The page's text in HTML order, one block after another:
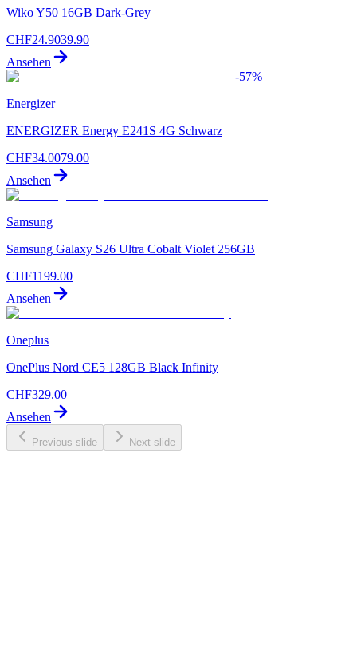
Wiko Y50 16GB Dark-Grey
CHF24.9039.90
Ansehen
-57%
Energizer
ENERGIZER Energy E241S 4G Schwarz
CHF34.0079.00
Ansehen
Samsung
Samsung Galaxy S26 Ultra Cobalt Violet 256GB
CHF1199.00
Ansehen
Oneplus
OnePlus Nord CE5 128GB Black Infinity
CHF329.00
Ansehen
Previous slide Next slide